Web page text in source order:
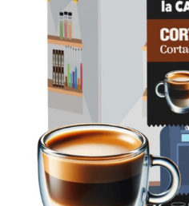
Capsule compatibile Uno System
Capsule compatibile Caffitaly
PADURI CAFEA & MONODOZE
Paduri cafea ESE44
CAFEA BOABE
CAFEA MACINATA